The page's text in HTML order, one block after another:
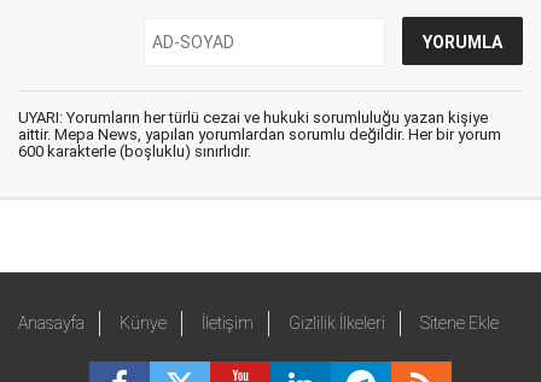
UYARI: Yorumların her türlü cezai ve hukuki sorumluluğu yazan kişiye
aittir. Mepa News, yapılan yorumlardan sorumlu değildir. Her bir yorum
600 karakterle (boşluklu) sınırlıdır.
Anasayfa Künye İletişim Gizlilik İlkeleri Sitene Ekle